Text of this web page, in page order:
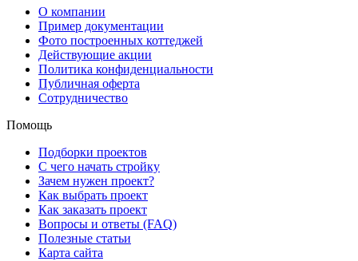
О компании
Пример документации
Фото построенных коттеджей
Действующие акции
Политика конфиденциальности
Публичная оферта
Сотрудничество
Помощь
Подборки проектов
С чего начать стройку
Зачем нужен проект?
Как выбрать проект
Как заказать проект
Вопросы и ответы (FAQ)
Полезные статьи
Карта сайта